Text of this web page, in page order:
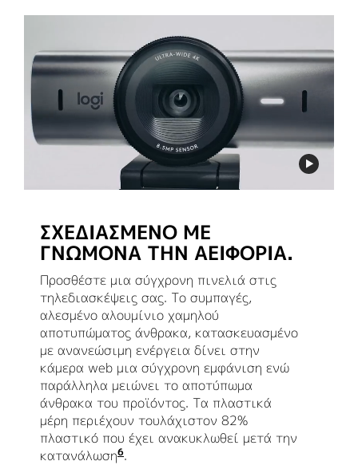
ΣΧΕΔΙΑΣΜΈΝΟ ΜΕ
ΓΝΏΜΟΝΑ ΤΗΝ ΑΕΙΦΟΡΊΑ.
Προσθέστε μια σύγχρονη πινελιά στις
τηλεδιασκέψεις σας. Το συμπαγές,
αλεσμένο αλουμίνιο χαμηλού
αποτυπώματος άνθρακα, κατασκευασμένο
με ανανεώσιμη ενέργεια δίνει στην
κάμερα web μια σύγχρονη εμφάνιση ενώ
παράλληλα μειώνει το αποτύπωμα
άνθρακα του προϊόντος. Τα πλαστικά
μέρη περιέχουν τουλάχιστον 82%
πλαστικό που έχει ανακυκλωθεί μετά την
κατανάλωση6Εξαιρούνται τα PWA, τα καλώδια
.